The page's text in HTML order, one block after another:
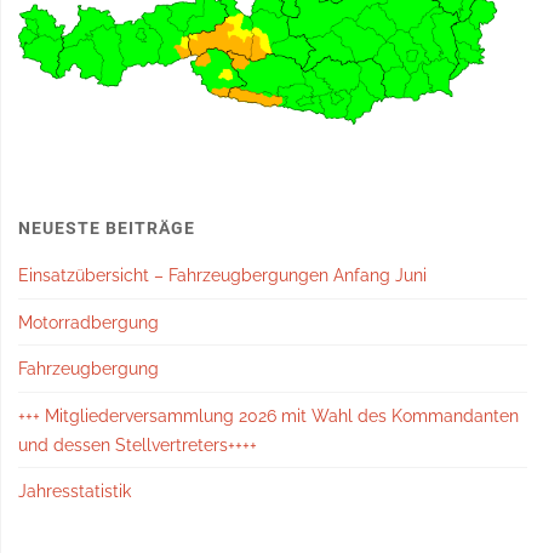
NEUESTE BEITRÄGE
Einsatzübersicht – Fahrzeugbergungen Anfang Juni
Motorradbergung
Fahrzeugbergung
+++ Mitgliederversammlung 2026 mit Wahl des Kommandanten
und dessen Stellvertreters++++
Jahresstatistik